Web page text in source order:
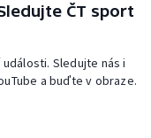
ČT sport
Sledujte nás i
a buďte v obraze.